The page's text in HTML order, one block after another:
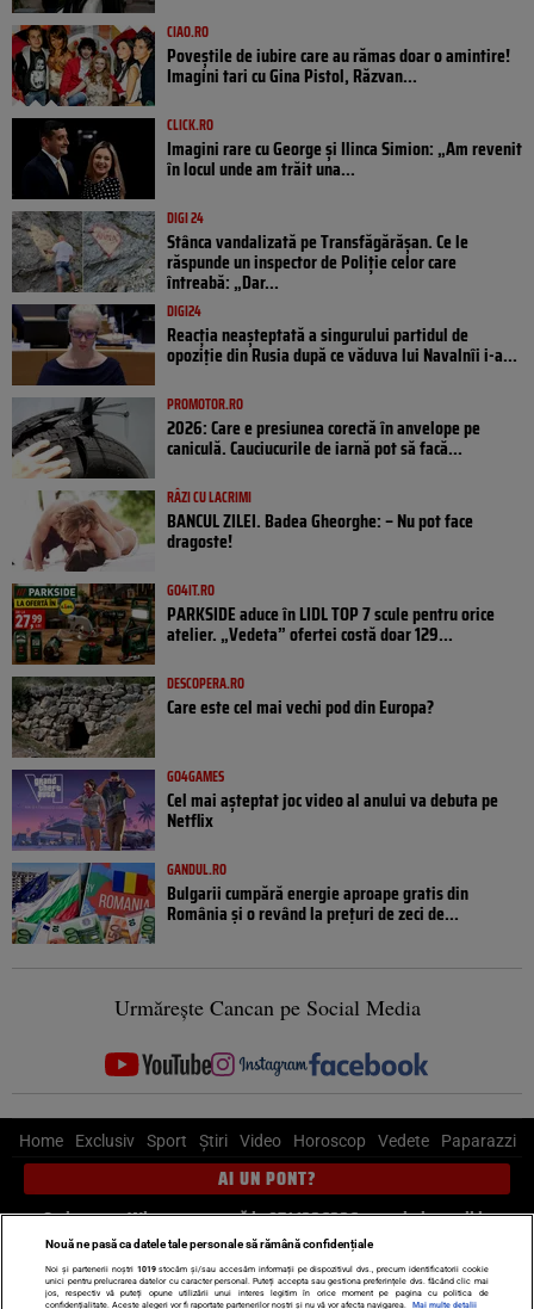
CIAO.RO
Poveştile de iubire care au rămas doar o amintire!
Imagini tari cu Gina Pistol, Răzvan...
CLICK.RO
Imagini rare cu George și Ilinca Simion: „Am revenit
în locul unde am trăit una...
DIGI 24
Stânca vandalizată pe Transfăgărășan. Ce le
răspunde un inspector de Poliție celor care
întreabă: „Dar...
DIGI24
Reacția neașteptată a singurului partidul de
opoziţie din Rusia după ce văduva lui Navalnîi i-a...
PROMOTOR.RO
2026: Care e presiunea corectă în anvelope pe
caniculă. Cauciucurile de iarnă pot să facă...
RÂZI CU LACRIMI
BANCUL ZILEI. Badea Gheorghe: – Nu pot face
dragoste!
GO4IT.RO
PARKSIDE aduce în LIDL TOP 7 scule pentru orice
atelier. „Vedeta” ofertei costă doar 129...
DESCOPERA.RO
Care este cel mai vechi pod din Europa?
GO4GAMES
Cel mai așteptat joc video al anului va debuta pe
Netflix
GANDUL.RO
Bulgarii cumpără energie aproape gratis din
România și o revând la prețuri de zeci de...
Urmărește Cancan pe Social Media
Home Exclusiv Sport Știri Video Horoscop Vedete Paparazzi
AI UN PONT?
Scrie-ne pe Whatsapp, sună la 0741226226 sau trimite mail la
pont@cancan.ro
Știri interne Știri externe Politică
Nouă ne pasă ca datele tale personale să rămână confidențiale
Noi și partenerii noștri 1019stocăm și/sau accesăm informații pe dispozitivul dvs., precum identificatorii cookie
unici pentru prelucrarea datelor cu caracter personal. Puteți accepta sau gestiona preferințele dvs. făcând clic mai
jos, respectiv vă puteți opune utilizării unui interes legitim în orice moment pe pagina cu politica de
confidențialitate. Aceste alegeri vor fi raportate partenerilor noștri și nu vă vor afecta navigarea.
Mai multe detalii